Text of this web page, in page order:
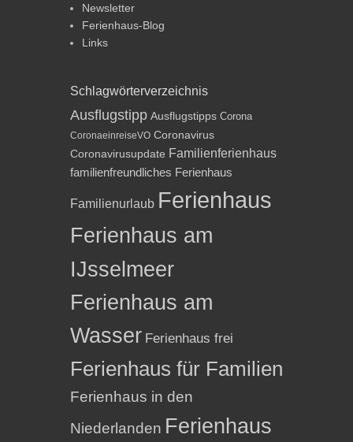
Newsletter
Ferienhaus-Blog
Links
Schlagwörterverzeichnis
Ausflugstipp Ausflugstipps Corona
CoronaeinreiseVO Coronavirus
Coronavirusupdate Familienferienhaus
familienfreundliches Ferienhaus
Familienurlaub Ferienhaus
Ferienhaus am
IJsselmeer
Ferienhaus am
Wasser Ferienhaus frei
Ferienhaus für Familien
Ferienhaus in den
Niederlanden Ferienhaus